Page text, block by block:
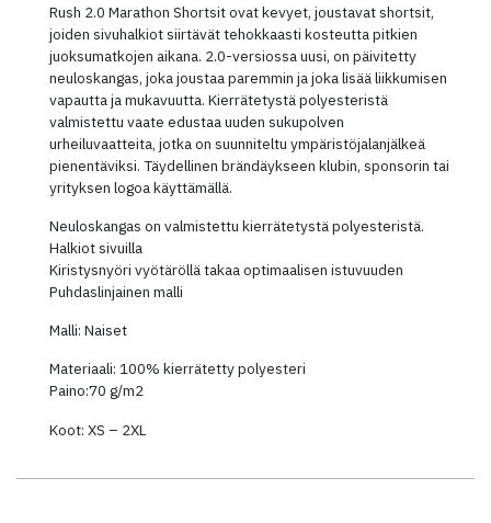
Rush 2.0 Marathon Shortsit ovat kevyet, joustavat shortsit,
joiden sivuhalkiot siirtävät tehokkaasti kosteutta pitkien
juoksumatkojen aikana. 2.0-versiossa uusi, on päivitetty
neuloskangas, joka joustaa paremmin ja joka lisää liikkumisen
vapautta ja mukavuutta. Kierrätetystä polyesteristä
valmistettu vaate edustaa uuden sukupolven
urheiluvaatteita, jotka on suunniteltu ympäristöjalanjälkeä
pienentäviksi. Täydellinen brändäykseen klubin, sponsorin tai
yrityksen logoa käyttämällä.
Neuloskangas on valmistettu kierrätetystä polyesteristä.
Halkiot sivuilla
Kiristysnyöri vyötäröllä takaa optimaalisen istuvuuden
Puhdaslinjainen malli
Malli: Naiset
Materiaali: 100% kierrätetty polyesteri
Paino:70 g/m2
Koot: XS – 2XL